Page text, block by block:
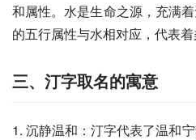
和属性。水是生命之源，充满
的五行属性与水相对应，代表着
三、汀字取名的寓意
1. 沉静温和：汀字代表了温和